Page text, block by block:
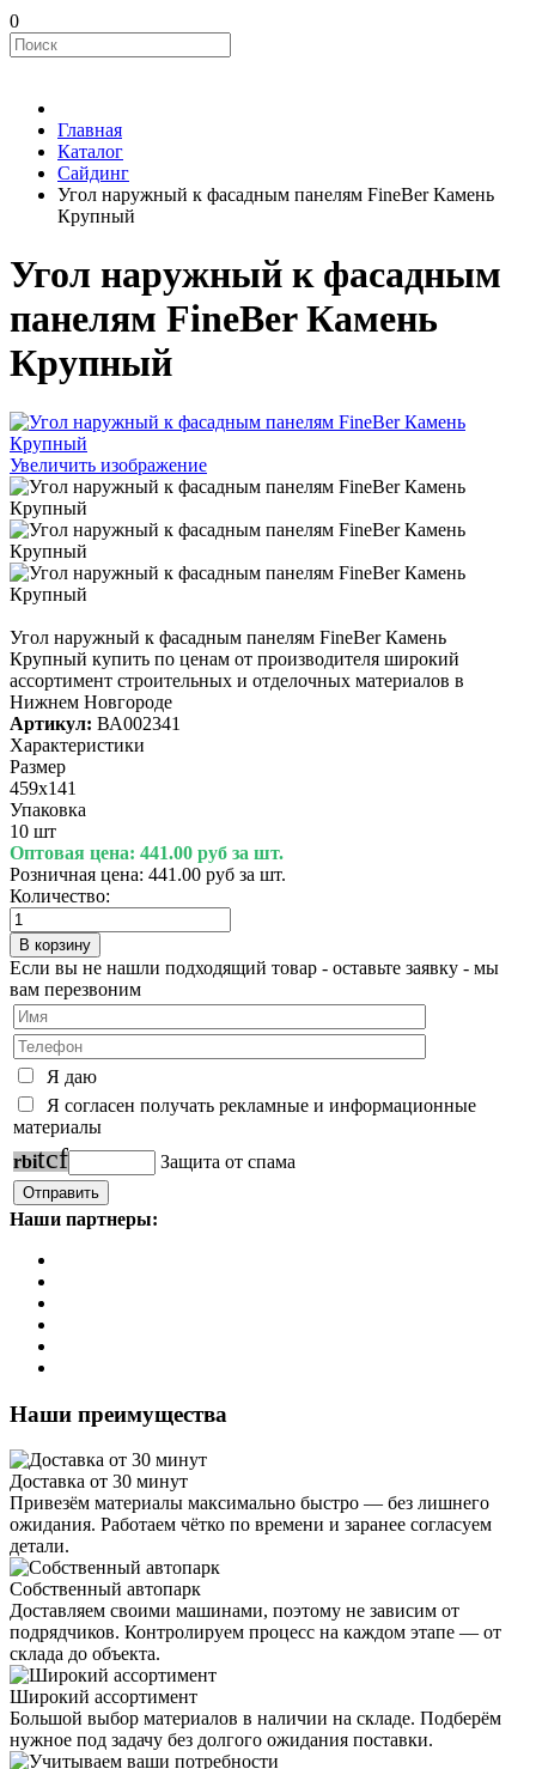
0
Главная
Каталог
Сайдинг
Угол наружный к фасадным панелям FineBer Камень
Крупный
Угол наружный к фасадным
панелям FineBer Камень
Крупный
Увеличить изображение
Угол наружный к фасадным панелям FineBer Камень
Крупный купить по ценам от производителя широкий
ассортимент строительных и отделочных материалов в
Нижнем Новгороде
Артикул: ВА002341
Характеристики
Размер
459х141
Упаковка
10 шт
Оптовая цена: 441.00 руб за шт.
Розничная цена: 441.00 руб за шт.
Количество:
Если вы не нашли подходящий товар - оставьте заявку - мы
вам перезвоним
Я даю
Я согласен получать рекламные и информационные
материалы
rbitcf Защита от спама
Наши партнеры:
Наши преимущества
Доставка от 30 минут
Привезём материалы максимально быстро — без лишнего
ожидания. Работаем чётко по времени и заранее согласуем
детали.
Собственный автопарк
Доставляем своими машинами, поэтому не зависим от
подрядчиков. Контролируем процесс на каждом этапе — от
склада до объекта.
Широкий ассортимент
Большой выбор материалов в наличии на складе. Подберём
нужное под задачу без долгого ожидания поставки.